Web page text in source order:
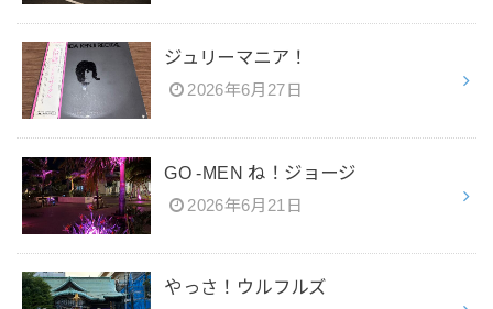
ジュリーマニア！
2026年6月27日
GO -MEN ね！ジョージ
2026年6月21日
やっさ！ウルフルズ